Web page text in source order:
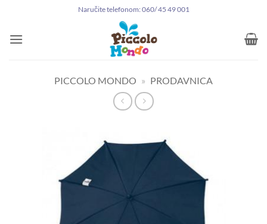
sadržaj
Naručite telefonom: 060/ 45 49 001
PICCOLO MONDO » PRODAVNICA